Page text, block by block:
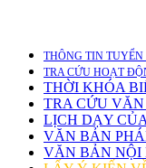
THÔNG TIN
TRA CỨU HOẠT
THỜI KHÓA
TRA CỨU
LỊCH DẠY
VĂN BẢN
VĂN BẢN NỘI